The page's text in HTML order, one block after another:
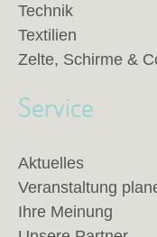
Technik
Textilien
Zelte, Schirme &
Service
Aktuelles
Veranstaltung
Ihre Meinung